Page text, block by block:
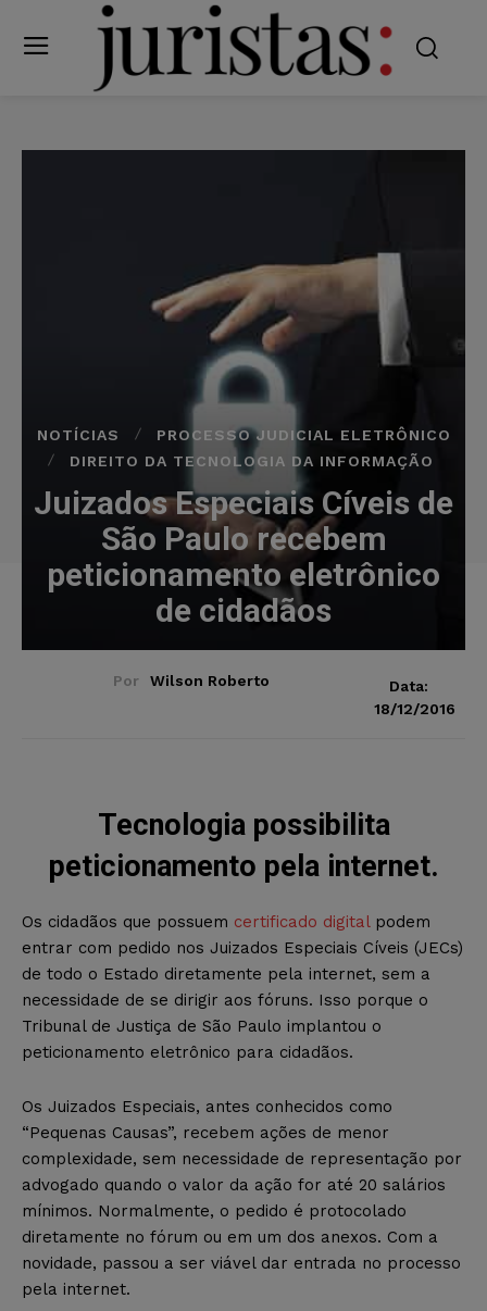
NOTÍCIAS
PROCESSO JUDICIAL ELETRÔNICO
DIREITO DA TECNOLOGIA DA INFORMAÇÃO
Juizados Especiais Cíveis de
São Paulo recebem
peticionamento eletrônico
de cidadãos
Por Wilson Roberto
Data:
18/12/2016
Tecnologia possibilita
peticionamento pela internet.
Os cidadãos que possuem certificado digital podem
entrar com pedido nos Juizados Especiais Cíveis (JECs)
de todo o Estado diretamente pela internet, sem a
necessidade de se dirigir aos fóruns. Isso porque o
Tribunal de Justiça de São Paulo implantou o
peticionamento eletrônico para cidadãos.
Os Juizados Especiais, antes conhecidos como
“Pequenas Causas”, recebem ações de menor
complexidade, sem necessidade de representação por
advogado quando o valor da ação for até 20 salários
mínimos. Normalmente, o pedido é protocolado
diretamente no fórum ou em um dos anexos. Com a
novidade, passou a ser viável dar entrada no processo
pela internet.